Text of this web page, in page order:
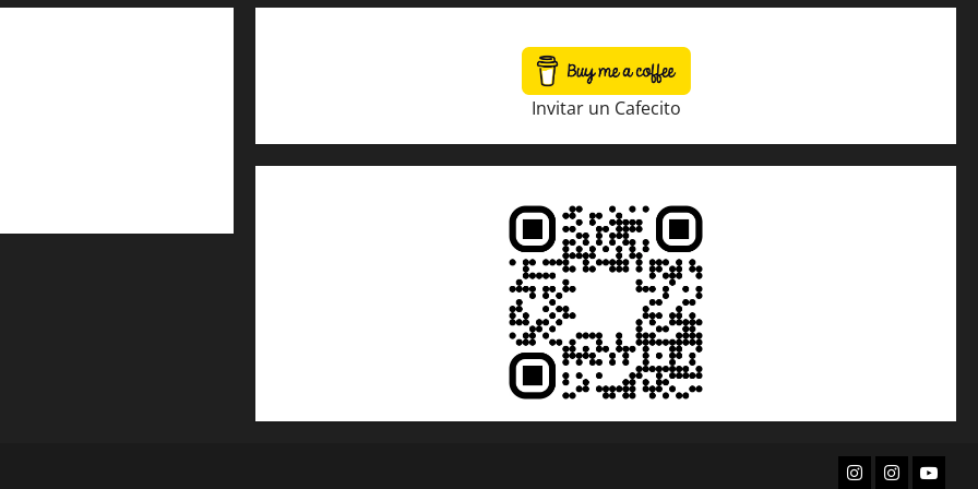
Invitar un Cafecito